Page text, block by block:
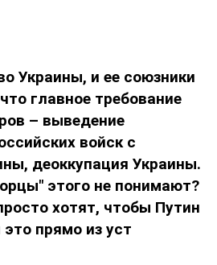
Украины, и ее союзники
главное требование
– выведение
войск с
деоккупация Украины.
этого не понимают?
хотят, чтобы Путин
прямо из уст